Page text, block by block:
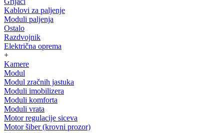
Kablovi za paljenje
Moduli paljenja
Ostalo
Razdvojnik
Električna oprema
+
Kamere
Modul
Modul zračnih jastuka
Moduli imobilizera
Moduli komforta
Moduli vrata
Motor regulacije siceva
Motor šiber (krovni prozor)